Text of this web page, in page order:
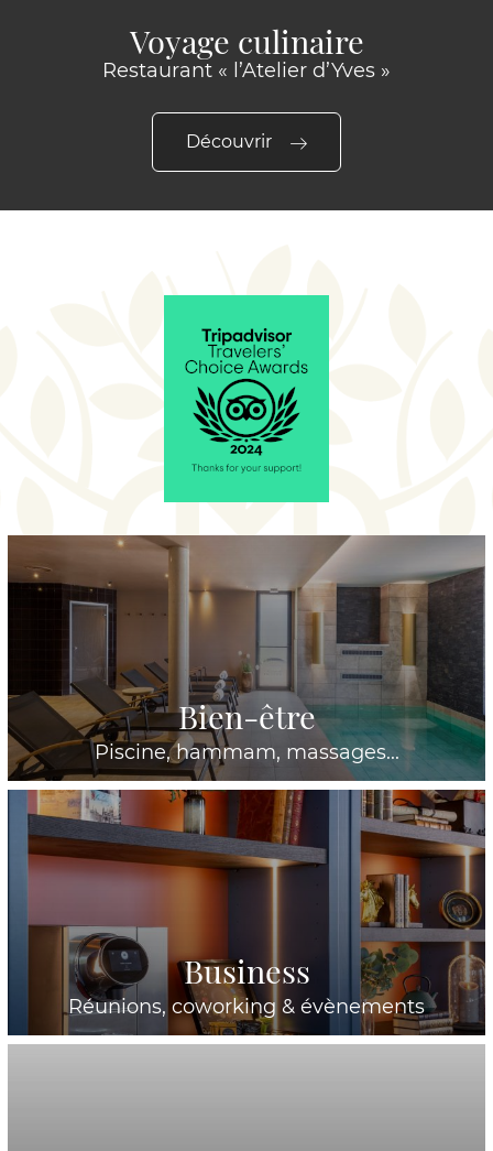
Voyage culinaire
Restaurant « l’Atelier d’Yves »
Découvrir
Bien-être
Piscine, hammam, massages...
Business
Réunions, coworking & évènements